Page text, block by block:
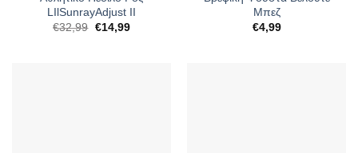
LIlSunrayAdjust II
€32,99 Original
€14,99Η
Μπεζ
€4,99